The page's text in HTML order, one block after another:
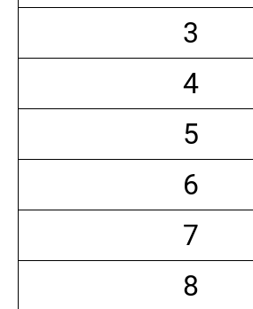
3
4
5
6
7
8